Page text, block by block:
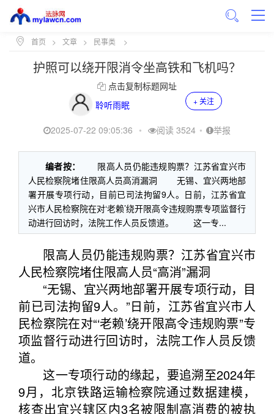
首页 > 文章 > 民事类 >
护照可以绕开限消令坐高铁和飞机吗？
点击复制标题网址
聆听雨眠
+ 关注
2025-07-22 09:05:36 • 阅读 3524 • 举报
编者按：
限高人员仍能违规购票？江苏省宜兴市
人民检察院堵住限高人员高消漏洞 无锡、宜兴两地部
署开展专项行动，目前已司法拘留9人。日前，江苏省宜
兴市人民检察院在对‘老赖’绕开限高令违规购票专项监督行
动进行回访时，法院工作人员反馈道。 这一专...
限高人员仍能违规购票？江苏省宜兴市
人民检察院堵住限高人员“高消”漏洞
“无锡、宜兴两地部署开展专项行动，目
前已司法拘留9人。”日前，江苏省宜兴市人
民检察院在对“‘老赖’绕开限高令违规购票”专
项监督行动进行回访时，法院工作人员反馈
道。
这一专项行动的缘起，要追溯至2024年
9月，北京铁路运输检察院通过数据建模，
核查出宜兴辖区内3名被限制高消费的被执